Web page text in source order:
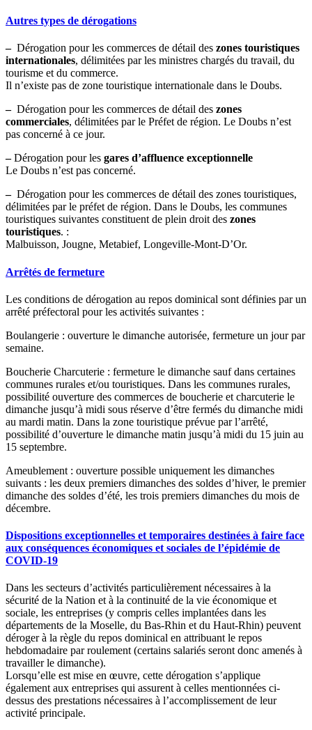
Autres types de dérogations
–Dérogation pour les commerces de détail des zones touristiques
internationales, délimitées par les ministres chargés du travail, du
tourisme et du commerce.
Il n’existe pas de zone touristique internationale dans le Doubs.
–Dérogation pour les commerces de détail des zones
commerciales, délimitées par le Préfet de région. Le Doubs n’est
pas concerné à ce jour.
–Dérogation pour les gares d’affluence exceptionnelle
Le Doubs n’est pas concerné.
–Dérogation pour les commerces de détail des zones touristiques,
délimitées par le préfet de région. Dans le Doubs, les communes
touristiques suivantes constituent de plein droit des zones
touristiques. :
Malbuisson, Jougne, Metabief, Longeville-Mont-D’Or.
Arrêtés de fermeture
Les conditions de dérogation au repos dominical sont définies par un
arrêté préfectoral pour les activités suivantes :
Boulangerie : ouverture le dimanche autorisée, fermeture un jour par
semaine.
Boucherie Charcuterie : fermeture le dimanche sauf dans certaines
communes rurales et/ou touristiques. Dans les communes rurales,
possibilité ouverture des commerces de boucherie et charcuterie le
dimanche jusqu’à midi sous réserve d’être fermés du dimanche midi
au mardi matin. Dans la zone touristique prévue par l’arrêté,
possibilité d’ouverture le dimanche matin jusqu’à midi du 15 juin au
15 septembre.
Ameublement : ouverture possible uniquement les dimanches
suivants : les deux premiers dimanches des soldes d’hiver, le premier
dimanche des soldes d’été, les trois premiers dimanches du mois de
décembre.
Dispositions exceptionnelles et temporaires destinées à faire face
aux conséquences économiques et sociales de l’épidémie de
COVID-19
Dans les secteurs d’activités particulièrement nécessaires à la
sécurité de la Nation et à la continuité de la vie économique et
sociale, les entreprises (y compris celles implantées dans les
départements de la Moselle, du Bas-Rhin et du Haut-Rhin) peuvent
déroger à la règle du repos dominical en attribuant le repos
hebdomadaire par roulement (certains salariés seront donc amenés à
travailler le dimanche).
Lorsqu’elle est mise en œuvre, cette dérogation s’applique
également aux entreprises qui assurent à celles mentionnées ci-
dessus des prestations nécessaires à l’accomplissement de leur
activité principale.